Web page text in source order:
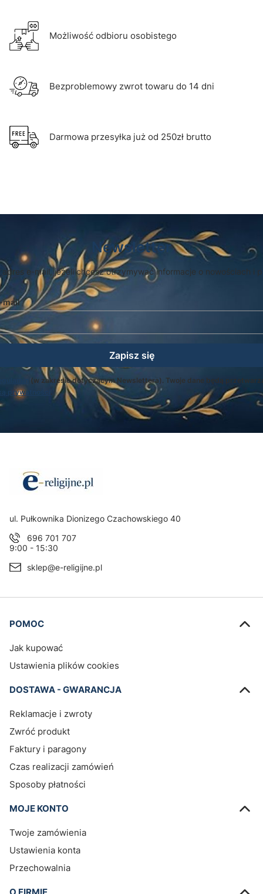
Możliwość odbioru osobistego
Bezproblemowy zwrot towaru do 14 dni
Darmowa przesyłka już od 250zł brutto
Newsletter
adres e-mail, jeżeli chcesz otrzymywać informacje o nowościach i
mail
Zapisz się
(w zakresie dotyczącym Newslettera). Twoje dane będą
prywatności
Adres:
ul. Pułkownika Dionizego Czachowskiego 40
696 701 707
9:00 - 15:30
sklep@e-religijne.pl
Linki w stopce
POMOC
Jak kupować
Ustawienia plików cookies
DOSTAWA - GWARANCJA
Reklamacje i zwroty
Zwróć produkt
Faktury i paragony
Czas realizacji zamówień
Sposoby płatności
MOJE KONTO
Twoje zamówienia
Ustawienia konta
Przechowalnia
O FIRMIE